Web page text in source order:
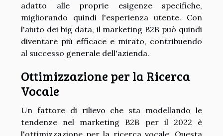
adatto alle proprie esigenze specifiche,
migliorando quindi l'esperienza utente. Con
l'aiuto dei big data, il marketing B2B può quindi
diventare più efficace e mirato, contribuendo
al successo generale dell'azienda.
Ottimizzazione per la Ricerca
Vocale
Un fattore di rilievo che sta modellando le
tendenze nel marketing B2B per il 2022 è